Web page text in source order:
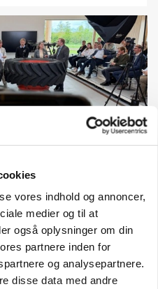
vores indhold og annoncer,
medier og til at
også oplysninger om din
partnere inden for
og analysepartnere.
disse data med andre
format udfordrer